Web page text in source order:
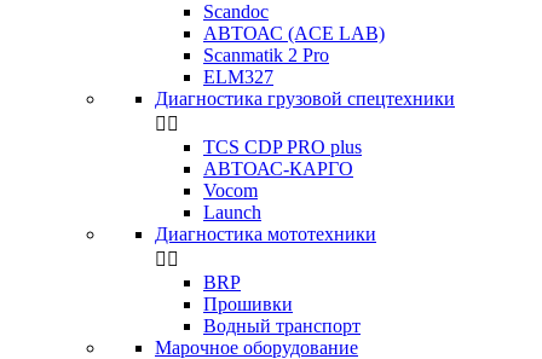
Scandoc
АВТОАС (ACE LAB)
Scanmatik 2 Pro
ELM327
Диагностика грузовой спецтехники
 
TCS CDP PRO plus
АВТОАС-КАРГО
Vocom
Launch
Диагностика мототехники
 
BRP
Прошивки
Водный транспорт
Марочное оборудование